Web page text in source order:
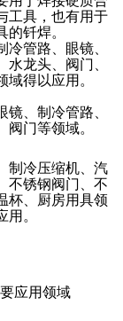
工具，也有用于
的钎焊。
冷管路、眼镜、
水龙头、阀门、
域得以应用。
镜、制冷管路、
阀门等领域。
制冷压缩机、汽
不锈钢阀门、不
杯、厨房用具领
用。
应用领域